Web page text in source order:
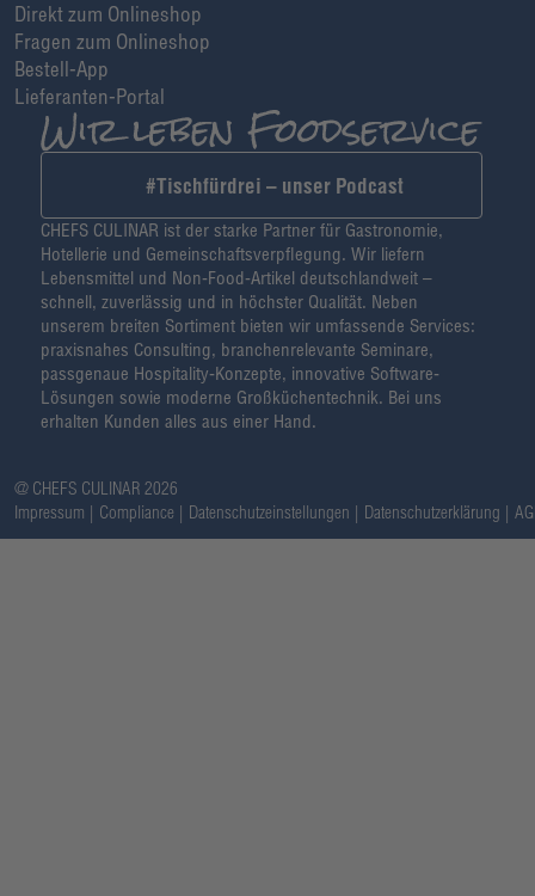
Direkt zum Onlineshop
Fragen zum Onlineshop
Bestell-App
Lieferanten-Portal
#Tischfürdrei – unser Podcast
CHEFS CULINAR ist der starke Partner für Gastronomie,
Hotellerie und Gemeinschaftsverpflegung. Wir liefern
Lebensmittel und Non-Food-Artikel deutschlandweit –
schnell, zuverlässig und in höchster Qualität. Neben
unserem breiten Sortiment bieten wir umfassende Services:
praxisnahes Consulting, branchenrelevante Seminare,
passgenaue Hospitality-Konzepte, innovative Software-
Lösungen sowie moderne Großküchentechnik. Bei uns
erhalten Kunden alles aus einer Hand.
@ CHEFS CULINAR 2026
Impressum
Compliance Datenschutzeinstellungen Datenschutzerklärung